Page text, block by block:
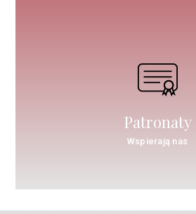
Patronaty
Wspierają nas